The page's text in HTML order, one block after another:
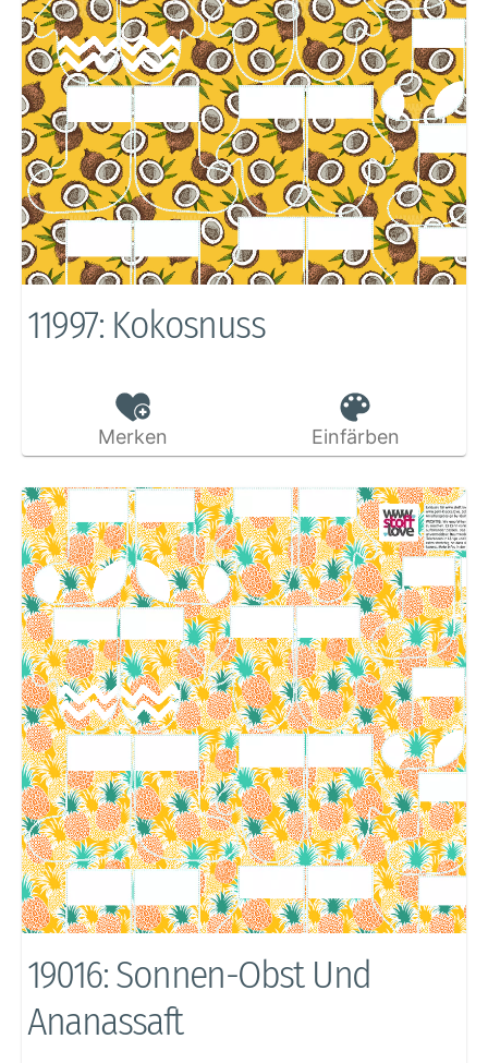
11997: Kokosnuss
Merken Einfärben
19016: Sonnen-Obst Und
Ananassaft